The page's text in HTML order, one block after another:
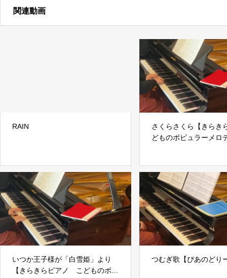
関連動画
RAIN
さくらさくら【きらき
どものポピュラーメロ
いつか王子様が「白雪姫」より
【きらきらピアノ こどものポピ
つむぎ歌【ぴあのどり